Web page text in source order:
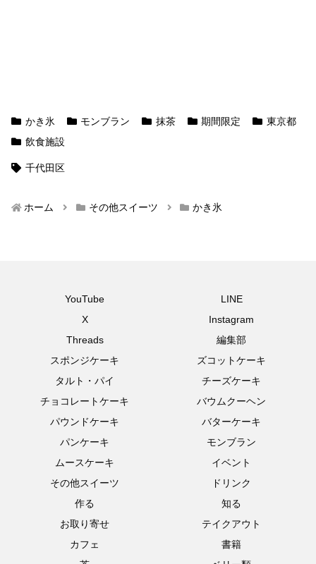
かき氷 モンブラン 抹茶 期間限定
東京都
飲食施設
千代田区
ホーム その他スイーツ かき氷
YouTube
LINE
X
Instagram
Threads
編集部
スポンジケーキ
ズコットケーキ
タルト・パイ
チーズケーキ
チョコレートケーキ
バウムクーヘン
パウンドケーキ
バターケーキ
パンケーキ
モンブラン
ムースケーキ
イベント
その他スイーツ
ドリンク
作る
知る
お取り寄せ
テイクアウト
カフェ
書籍